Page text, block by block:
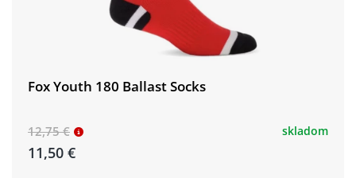
Fox Youth 180 Ballast Socks
12,75 €
11,50 €
skladom